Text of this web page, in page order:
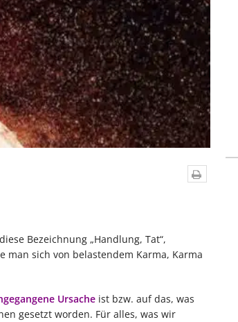
Bezeichnung „Handlung, Tat“,
man sich von belastendem Karma, Karma
Ursacheist bzw. auf das, was
gesetzt worden. Für alles, was wir